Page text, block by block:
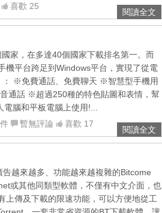
喜歡 25
閱讀全文
家，在多達40個國家下載排名第一。而
機平台跨足到Windows平台，實現了從電
： ※免費通話、免費聊天 ※智慧型手機用
通話 ※超過250種的特色貼圖和表情，幫
腦和平板電腦上使用!...
暫無評論 喜歡 17
閱讀全文
越來越多、功能越來越複雜的Bitcome
或其他同類型軟體，不僅有中文介面，也
上傳及下載的限速功能，可以方便地從工